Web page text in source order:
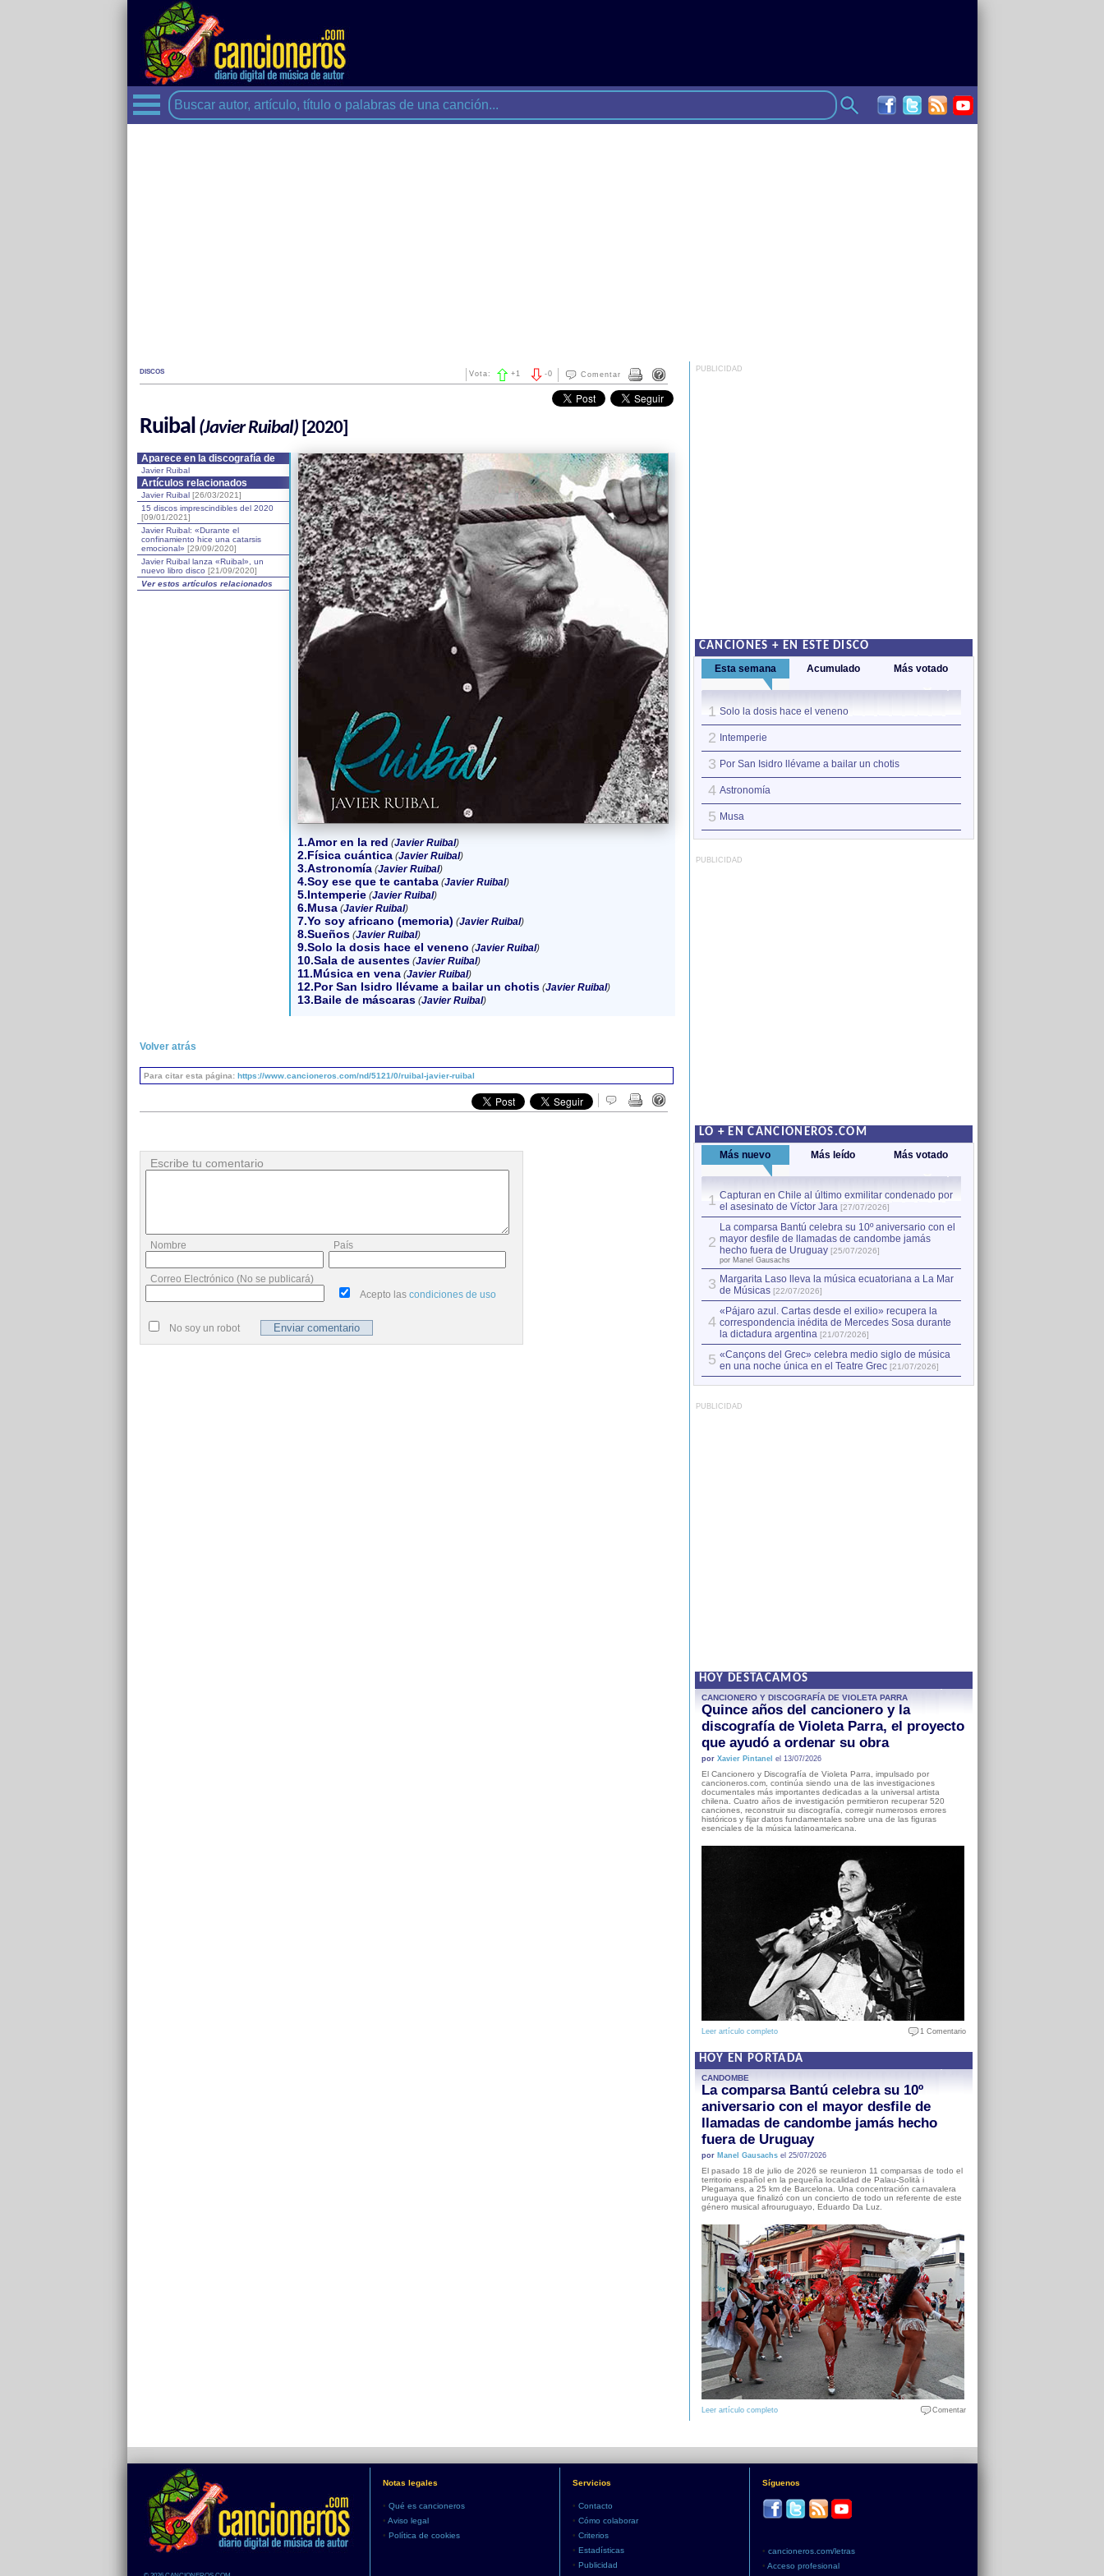
DISCOS Comentar
-0
Vota: +1
Ruibal(Javier Ruibal)[2020]
Aparece en la discografía de
Javier Ruibal
Artículos relacionados
Javier Ruibal [26/03/2021]
15 discos imprescindibles del 2020
[09/01/2021]
Javier Ruibal: «Durante el
confinamiento hice una catarsis
emocional» [29/09/2020]
Javier Ruibal lanza «Ruibal», un
nuevo libro disco [21/09/2020]
Ver estos artículos relacionados
1.Amor en la red (Javier Ruibal)
2.Física cuántica (Javier Ruibal)
3.Astronomía (Javier Ruibal)
4.Soy ese que te cantaba (Javier Ruibal)
5.Intemperie (Javier Ruibal)
6.Musa (Javier Ruibal)
7.Yo soy africano (memoria) (Javier Ruibal)
8.Sueños (Javier Ruibal)
9.Solo la dosis hace el veneno (Javier Ruibal)
10.Sala de ausentes (Javier Ruibal)
11.Música en vena (Javier Ruibal)
12.Por San Isidro llévame a bailar un chotis (Javier Ruibal)
13.Baile de máscaras (Javier Ruibal)
Volver atrás
Para citar esta página: https://www.cancioneros.com/nd/5121/0/ruibal-javier-ruibal
Escribe tu comentario
Nombre País
Correo Electrónico (No se publicará)
Acepto las condiciones de uso
No soy un robot
PUBLICIDAD
CANCIONES + EN ESTE DISCO
Esta semana Acumulado Más votado
1 Solo la dosis hace el veneno
2 Intemperie
3 Por San Isidro llévame a bailar un chotis
4 Astronomía
5 Musa
PUBLICIDAD
LO + EN CANCIONEROS.COM
Más nuevo Más leído Más votado
1 Capturan en Chile al último exmilitar condenado por
el asesinato de Víctor Jara [27/07/2026]
2
La comparsa Bantú celebra su 10º aniversario con el
mayor desfile de llamadas de candombe jamás
hecho fuera de Uruguay [25/07/2026]
por Manel Gausachs
3 Margarita Laso lleva la música ecuatoriana a La Mar
de Músicas [22/07/2026]
4
«Pájaro azul. Cartas desde el exilio» recupera la
correspondencia inédita de Mercedes Sosa durante
la dictadura argentina [21/07/2026]
5 «Cançons del Grec» celebra medio siglo de música
en una noche única en el Teatre Grec [21/07/2026]
PUBLICIDAD
HOY DESTACAMOS
CANCIONERO Y DISCOGRAFÍA DE VIOLETA PARRA
Quince años del cancionero y la
discografía de Violeta Parra, el proyecto
que ayudó a ordenar su obra
por Xavier Pintanel el 13/07/2026
El Cancionero y Discografía de Violeta Parra, impulsado por
cancioneros.com, continúa siendo una de las investigaciones
documentales más importantes dedicadas a la universal artista
chilena. Cuatro años de investigación permitieron recuperar 520
canciones, reconstruir su discografía, corregir numerosos errores
históricos y fijar datos fundamentales sobre una de las figuras
esenciales de la música latinoamericana.
Leer artículo completo 1 Comentario
HOY EN PORTADA
CANDOMBE
La comparsa Bantú celebra su 10º
aniversario con el mayor desfile de
llamadas de candombe jamás hecho
fuera de Uruguay
por Manel Gausachsel 25/07/2026
El pasado 18 de julio de 2026 se reunieron 11 comparsas de todo el
territorio español en la pequeña localidad de Palau-Solità i
Plegamans, a 25 km de Barcelona. Una concentración carnavalera
uruguaya que finalizó con un concierto de todo un referente de este
género musical afrouruguayo, Eduardo Da Luz.
Leer artículo completo Comentar
Notas legales
• Qué es cancioneros
• Aviso legal
• Política de cookies
Servicios
• Contacto
• Cómo colaborar
• Criterios
• Estadísticas
• Publicidad
Síguenos
• cancioneros.com/letras
• Acceso profesional